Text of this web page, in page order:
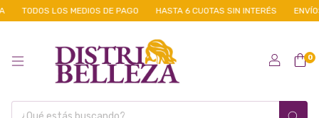
TODOS LOS MEDIOS DE PAGO HASTA 6 CUOTAS SIN INTERÉS
0